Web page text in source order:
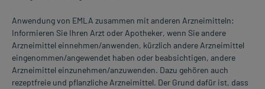
Anwendung von EMLA zusammen mit anderen Arzneimitteln:
Informieren Sie Ihren Arzt oder Apotheker, wenn Sie andere
Arzneimittel einnehmen/anwenden, kürzlich andere Arzneimittel
eingenommen/angewendet haben oder beabsichtigen, andere
Arzneimittel einzunehmen/anzuwenden. Dazu gehören auch
rezeptfreie und pflanzliche Arzneimittel. Der Grund dafür ist, dass